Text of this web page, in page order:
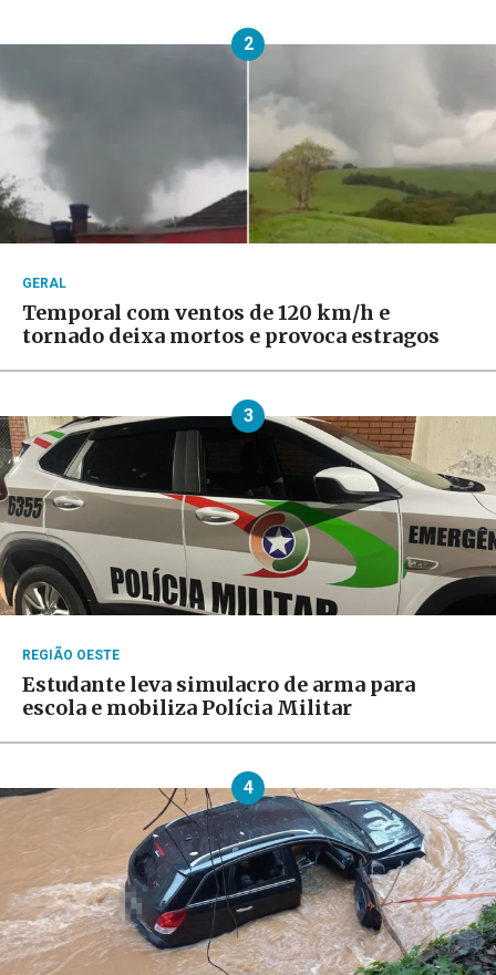
2
GERAL
Temporal com ventos de 120 km/h e
tornado deixa mortos e provoca estragos
3
REGIÃO OESTE
Estudante leva simulacro de arma para
escola e mobiliza Polícia Militar
4